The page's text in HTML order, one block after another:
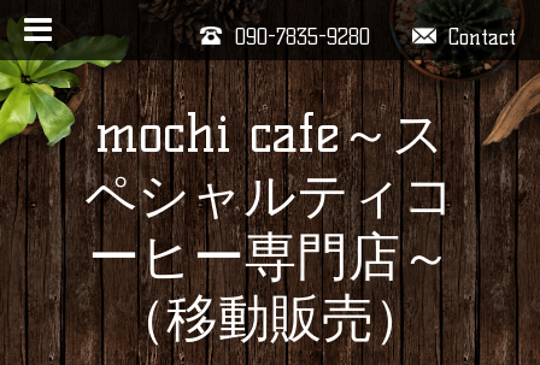
Contact
090-7835-9280
mochi cafe～ス
ペシャルティコ
ーヒー専門店～
（移動販売）